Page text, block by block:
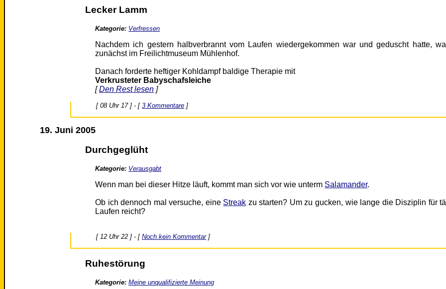
Lecker Lamm
Kategorie: Verfressen
Nachdem ich gestern halbverbrannt vom Laufen wiedergekommen war und geduscht hatte,
zunächst im Freilichtmuseum Mühlenhof.
Danach forderte heftiger Kohldampf baldige Therapie mit
Verkrusteter Babyschafsleiche
[Den Rest lesen ]
[ 08 Uhr 17 ] - [3 Kommentare ]
19. Juni 2005
Durchgeglüht
Kategorie: Verausgabt
Wenn man bei dieser Hitze läuft, kommt man sich vor wie unterm Salamander.
Ob ich dennoch mal versuche, eine Streak zu starten? Um zu gucken, wie lange die Disziplin für
Laufen reicht?
[ 12 Uhr 22 ] - [Noch kein Kommentar]
Ruhestörung
Kategorie: Meine unqualifizierte Meinung